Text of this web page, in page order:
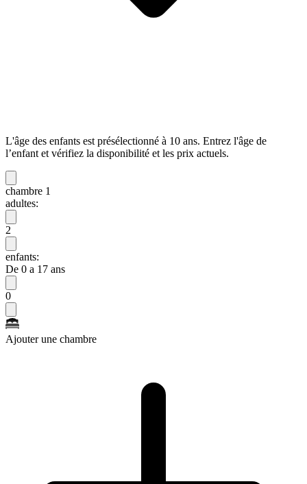
L'âge des enfants est présélectionné à 10 ans. Entrez l'âge de
l’enfant et vérifiez la disponibilité et les prix actuels.
chambre 1
adultes:
2
enfants:
De 0 a 17 ans
0
Ajouter une chambre